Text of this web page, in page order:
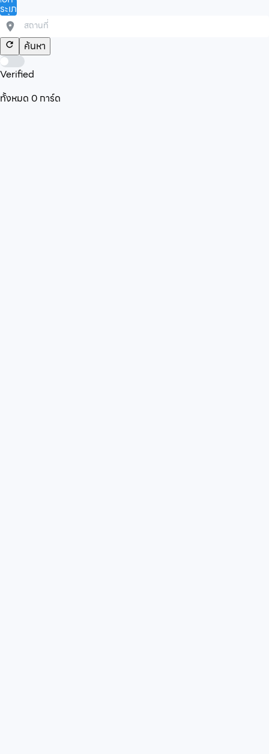
เภท
ค้า/
าร
ค้นหา
Verified
ทั้งหมด 0 การ์ด